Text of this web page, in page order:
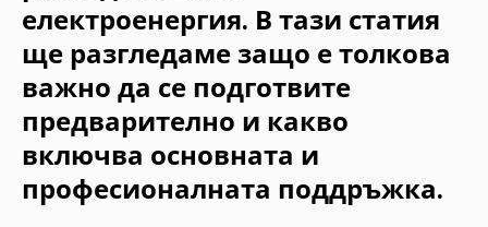
електроенергия. В тази статия
ще разгледаме защо е толкова
важно да се подготвите
предварително и какво
включва основната и
професионалната поддръжка.